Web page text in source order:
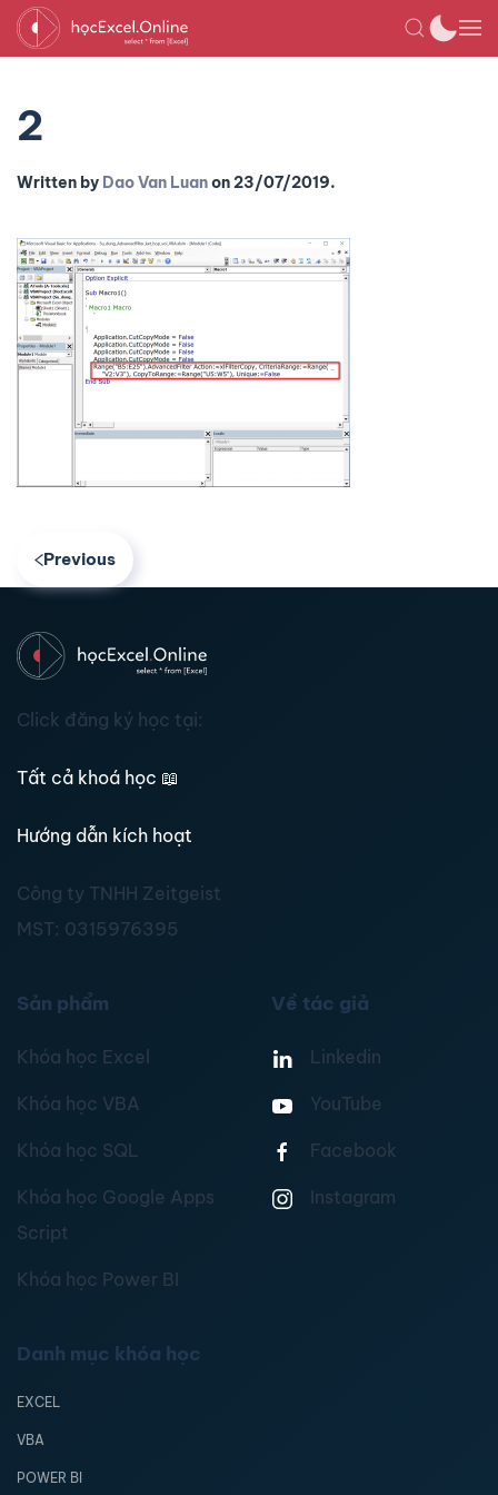
2
Written by Dao Van Luanon23/07/2019.
Previous
Click đăng ký học tại:
Tất cả khoá học 📖
Hướng dẫn kích hoạt
Công ty TNHH Zeitgeist
MST: 0315976395
Sản phẩm
Khóa học Excel
Khóa học VBA
Khóa học SQL
Khóa học Google Apps
Script
Khóa học Power BI
Về tác giả
Linkedin
YouTube
Facebook
Instagram
Danh mục khóa học
EXCEL
VBA
POWER BI